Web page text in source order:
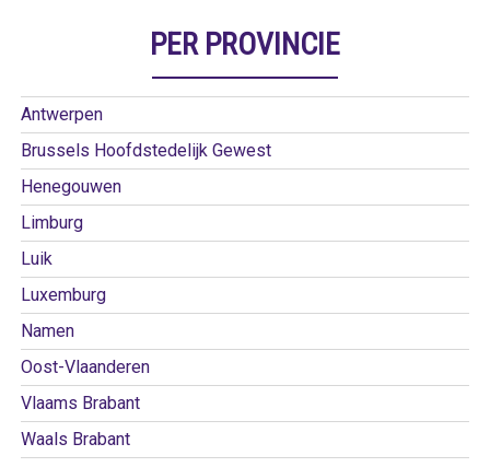
PER PROVINCIE
Antwerpen
Brussels Hoofdstedelijk Gewest
Henegouwen
Limburg
Luik
Luxemburg
Namen
Oost-Vlaanderen
Vlaams Brabant
Waals Brabant